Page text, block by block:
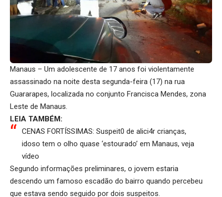
Manaus – Um adolescente de 17 anos foi violentamente
assassinado na noite desta segunda-feira (17) na rua
Guararapes, localizada no conjunto Francisca Mendes, zona
Leste de Manaus.
LEIA TAMBÉM:
CENAS FORTÍSSIMAS: Suspeit0 de alici4r crianças,
idoso tem o olho quase ‘estourado’ em Manaus, veja
vídeo
Segundo informações preliminares, o jovem estaria
descendo um famoso escadão do bairro quando percebeu
que estava sendo seguido por dois suspeitos.